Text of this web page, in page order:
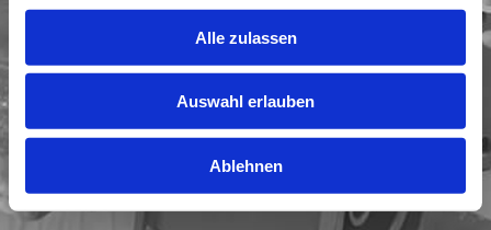
Alle zulassen
Auswahl erlauben
Ablehnen